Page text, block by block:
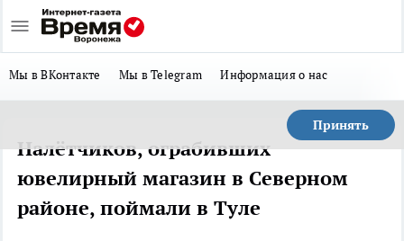
Мы в ВКонтакте Мы в Telegram Информация о нас
Принять
Налётчиков, ограбивших
ювелирный магазин в Северном
районе, поймали в Туле